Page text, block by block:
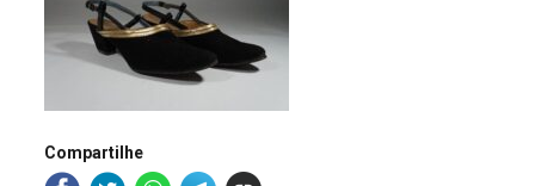
Compartilhe